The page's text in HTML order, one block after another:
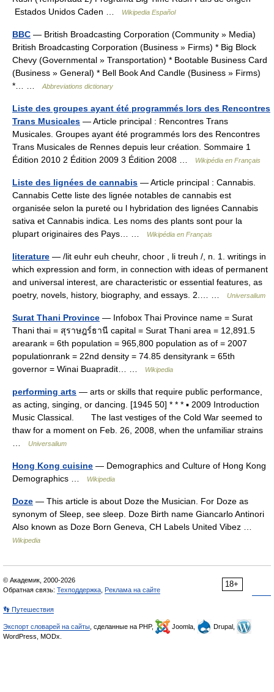
Estados Unidos Caden …
Wikipedia Español
BBC — British Broadcasting Corporation (Community » Media)
British Broadcasting Corporation (Business » Firms) * Big Block
Chevy (Governmental » Transportation) * Bootable Business Card
(Business » General) * Bell Book And Candle (Business » Firms)
*… …
Abbreviations dictionary
Liste des groupes ayant été programmés lors des Rencontres
Trans Musicales — Article principal : Rencontres Trans
Musicales. Groupes ayant été programmés lors des Rencontres
Trans Musicales de Rennes depuis leur création. Sommaire 1
Édition 2010 2 Édition 2009 3 Édition 2008 …
Wikipédia en Français
Liste des lignées de cannabis — Article principal : Cannabis.
Cannabis Cette liste des lignée notables de cannabis est
organisée selon la pureté ou l hybridation des lignées Cannabis
sativa et Cannabis indica. Les noms des plants sont pour la
plupart originaires des Pays… …
Wikipédia en Français
literature — /lit euhr euh cheuhr, choor , li treuh /, n. 1. writings in
which expression and form, in connection with ideas of permanent
and universal interest, are characteristic or essential features, as
poetry, novels, history, biography, and essays. 2.… …
Universalium
Surat Thani Province — Infobox Thai Province name = Surat
Thani thai = สุราษฎร์ธานี capital = Surat Thani area = 12,891.5
arearank = 6th population = 965,800 population as of = 2007
populationrank = 22nd density = 74.85 densityrank = 65th
governor = Winai Buapradit… …
Wikipedia
performing arts — arts or skills that require public performance,
as acting, singing, or dancing. [1945 50] * * * ▪ 2009 Introduction
Music Classical. The last vestiges of the Cold War seemed to
thaw for a moment on Feb. 26, 2008, when the unfamiliar strains
Universalium
Hong Kong cuisine — Demographics and Culture of Hong Kong
Demographics …
Wikipedia
Doze — This article is about Doze the Musician. For Doze as
synonym of Sleep, see sleep. Doze Birth name Giancarlo Antinori
Also known as Doze Born Geneva, CH Labels United Vibez …
Wikipedia
18+
© Академик, 2000-2026
Обратная связь: Техподдержка Реклама на сайте
👣 Путешествия
Экспорт словарей на сайты , сделанные на PHP, Joomla,
Drupal,
WordPress, MODx.